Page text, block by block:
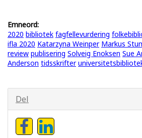
Emneord:
2020 bibliotek fagfellevurdering
ifla 2020 Katarzyna Weinper Markus
review publisering Solveig Enoksen Sue
Anderson tidsskrifter
Del